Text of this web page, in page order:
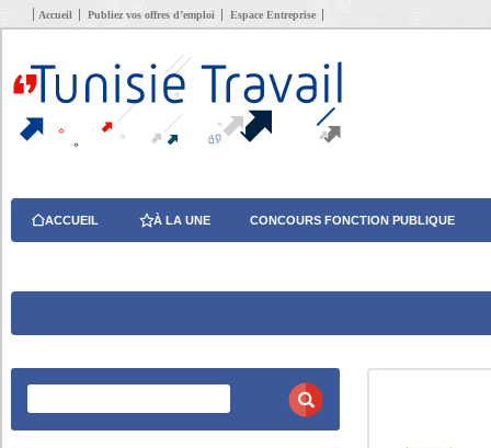
Accueil Publiez vos offres d’emploi Espace Entreprise
ACCUEIL À LA UNE CONCOURS FONCTION PUBLIQUE